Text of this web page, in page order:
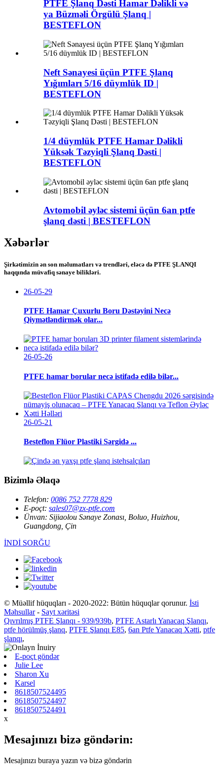
PTFE Şlanq Dəsti Hamar Dəlikli və
ya Büzməli Örgülü Şlanq |
BESTEFLON
Neft Sənayesi üçün PTFE Şlanq
Yığımları 5/16 düymlük ID |
BESTEFLON
1/4 düymlük PTFE Hamar Dəlikli
Yüksək Təzyiqli Şlanq Dəsti |
BESTEFLON
Avtomobil əyləc sistemi üçün 6an ptfe
şlanq dəsti | BESTEFLON
Xəbərlər
Şirkətimizin ən son məlumatları və trendləri, eləcə də PTFE ŞLANQI
haqqında müvafiq sənaye bilikləri.
26-05-29
PTFE Hamar Çuxurlu Boru Dəstəyini Necə
Qiymətləndirmək olar...
26-05-26
PTFE hamar borular necə istifadə edilə bilər...
26-05-21
Besteflon Flüor Plastiki Sərgidə ...
Bizimlə Əlaqə
Telefon: 0086 752 7778 829
E-poçt: sales07@zx-ptfe.com
Ünvan: Sijiaolou Sənaye Zonası, Boluo, Huizhou,
Guangdong, Çin
İNDİ SORĞU
© Müəllif hüquqları - 2020-2022: Bütün hüquqlar qorunur. İsti
Məhsullar- Sayt xəritəsi
Qıvrılmış PTFE Şlanqı - 939/939b, PTFE Astarlı Yanacaq Şlanqı,
ptfe hörülmüş şlanq, PTFE Şlanqı E85, 6an Ptfe Yanacaq Xətti, ptfe
şlanqı,
E-poçt göndər
Julie Lee
Sharon Xu
Karsel
8618507524495
8618507524497
8618507524491
x
Mesajınızı bizə göndərin:
Mesajınızı buraya yazın və bizə göndərin